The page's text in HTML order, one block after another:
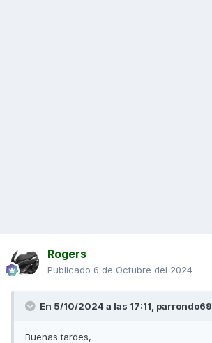
Rogers
Publicado 6 de Octubre del 2024
En 5/10/2024 a las 17:11, parrondo69
Buenas tardes,